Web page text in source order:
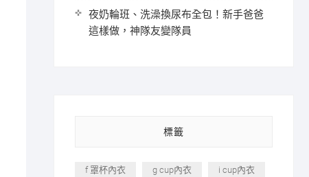
夜奶輪班、洗澡換尿布全包！新手爸爸
這樣做，神隊友變隊員
標籤
f 罩杯內衣 g cup內衣 i cup內衣